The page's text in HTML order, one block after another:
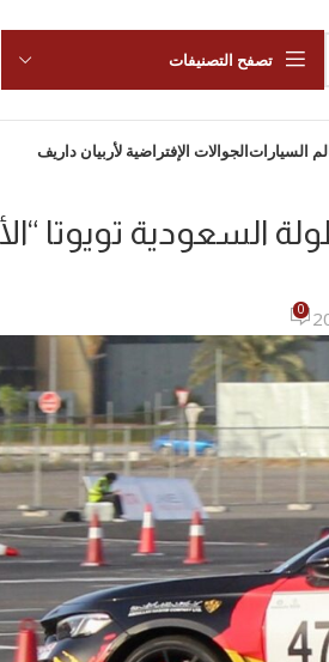
تصفح التصنيفات
السياراتالجوالات الإفتراضية لأربيان داريف
السعودية تويوتا
0